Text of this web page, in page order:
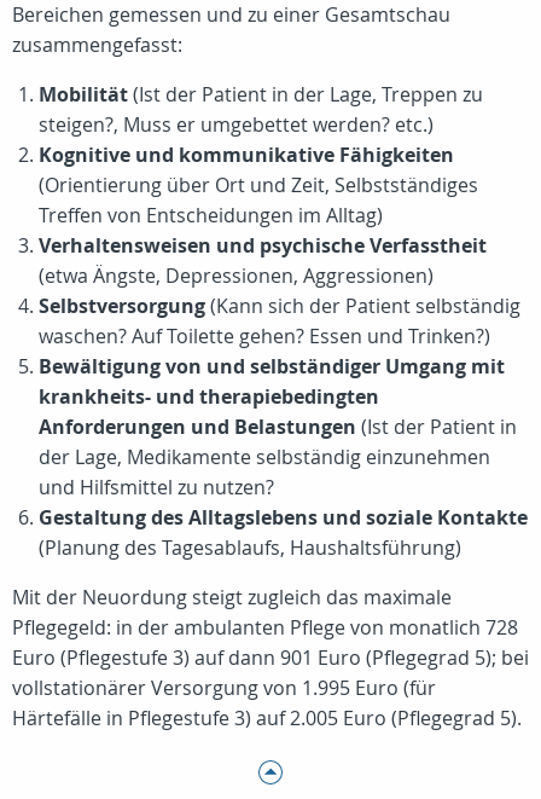
Bereichen gemessen und zu einer Gesamtschau
zusammengefasst:
Mobilität(Ist der Patient in der Lage, Treppen zu
steigen?, Muss er umgebettet werden? etc.)
Kognitive und kommunikative Fähigkeiten
(Orientierung über Ort und Zeit, Selbstständiges
Treffen von Entscheidungen im Alltag)
Verhaltensweisen und psychische Verfasstheit
(etwa Ängste, Depressionen, Aggressionen)
Selbstversorgung(Kann sich der Patient selbständig
waschen? Auf Toilette gehen? Essen und Trinken?)
Bewältigung von und selbständiger Umgang mit
krankheits- und therapiebedingten
Anforderungen und Belastungen (Ist der Patient in
der Lage, Medikamente selbständig einzunehmen
und Hilfsmittel zu nutzen?
Gestaltung des Alltagslebens und soziale Kontakte
(Planung des Tagesablaufs, Haushaltsführung)
Mit der Neuordung steigt zugleich das maximale
Pflegegeld: in der ambulanten Pflege von monatlich 728
Euro (Pflegestufe 3) auf dann 901 Euro (Pflegegrad 5); bei
vollstationärer Versorgung von 1.995 Euro (für
Härtefälle in Pflegestufe 3) auf 2.005 Euro (Pflegegrad 5).